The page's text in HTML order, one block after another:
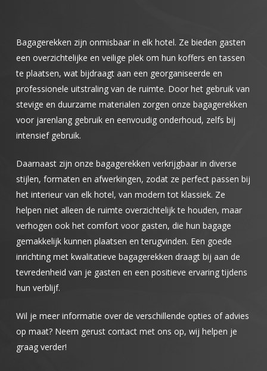
Bagagerekken zijn onmisbaar in elk hotel. Ze bieden gasten
een overzichtelijke en veilige plek om hun koffers en tassen
te plaatsen, wat bijdraagt aan een georganiseerde en
professionele uitstraling van de ruimte. Door het gebruik van
stevige en duurzame materialen zorgen onze bagagerekken
voor jarenlang gebruik en eenvoudig onderhoud, zelfs bij
intensief gebruik.
Daarnaast zijn onze bagagerekken verkrijgbaar in diverse
stijlen, formaten en afwerkingen, zodat ze perfect passen bij
het interieur van elk hotel, van modern tot klassiek. Ze
helpen niet alleen de ruimte overzichtelijk te houden, maar
verhogen ook het comfort voor gasten, die hun bagage
gemakkelijk kunnen plaatsen en terugvinden. Een goede
inrichting met kwalitatieve bagagerekken draagt bij aan de
tevredenheid van je gasten en een positieve ervaring tijdens
hun verblijf.
Wil je meer informatie over de verschillende opties of advies
op maat? Neem gerust contact met ons op, wij helpen je
graag verder!